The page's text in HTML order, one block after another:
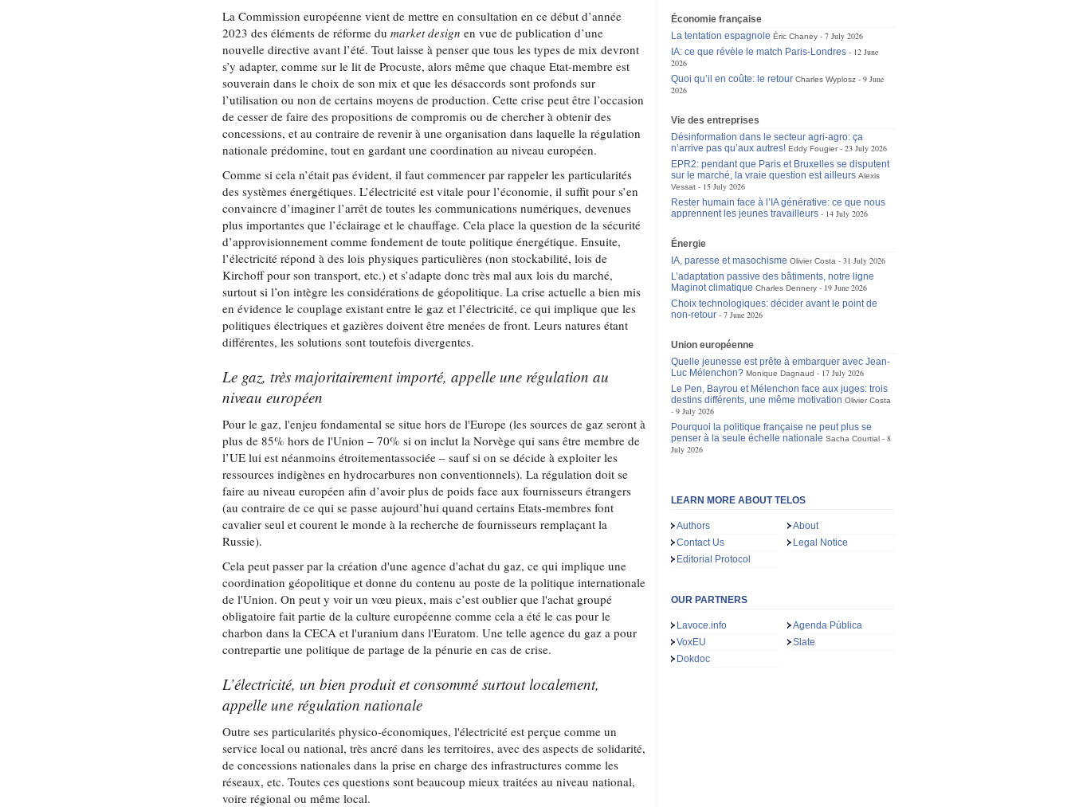
La Commission européenne vient de mettre en consultation en ce début d’année
2023 des éléments de réforme dumarket design en vue de publication d’une
nouvelle directive avant l’été. Tout laisse à penser que tous les types de mix devront
s’y adapter, comme sur le lit de Procuste, alors même que chaque Etat-membre est
souverain dans le choix de son mix et que les désaccords sont profonds sur
l’utilisation ou non de certains moyens de production. Cette crise peut être l’occasion
de cesser de faire des propositions de compromis ou de chercher à obtenir des
concessions, et au contraire de revenir à une organisation dans laquelle la régulation
nationale prédomine, tout en gardant une coordination au niveau européen.
Comme si cela n’était pas évident, il faut commencer par rappeler les particularités
des systèmes énergétiques. L’électricité est vitale pour l’économie, il suffit pour s’en
convaincre d’imaginer l’arrêt de toutes les communications numériques, devenues
plus importantes que l’éclairage et le chauffage. Cela place la question de la sécurité
d’approvisionnement comme fondement de toute politique énergétique. Ensuite,
l’électricité répond à des lois physiques particulières (non stockabilité, lois de
Kirchoff pour son transport, etc.) et s’adapte donc très mal aux lois du marché,
surtout si l’on intègre les considérations de géopolitique. La crise actuelle a bien mis
en évidence le couplage existant entre le gaz et l’électricité, ce qui implique que les
politiques électriques et gazières doivent être menées de front. Leurs natures étant
différentes, les solutions sont toutefois divergentes.
Le gaz, très majoritairement importé, appelle une régulation au
niveau européen
Pour le gaz, l'enjeu fondamental se situe hors de l'Europe (les sources de gaz seront à
plus de 85% hors de l'Union – 70% si on inclut la Norvège qui sans être membre de
l’UE lui est néanmoins étroitementassociée – sauf si on se décide à exploiter les
ressources indigènes en hydrocarbures non conventionnels). La régulation doit se
faire au niveau européen afin d’avoir plus de poids face aux fournisseurs étrangers
(au contraire de ce qui se passe aujourd’hui quand certains Etats-membres font
cavalier seul et courent le monde à la recherche de fournisseurs remplaçant la
Russie).
Cela peut passer par la création d'une agence d'achat du gaz, ce qui implique une
coordination géopolitique et donne du contenu au poste de la politique internationale
de l'Union. On peut y voir un vœu pieux, mais c’est oublier que l'achat groupé
obligatoire fait partie de la culture européenne comme cela a été le cas pour le
charbon dans la CECA et l'uranium dans l'Euratom. Une telle agence du gaz a pour
contrepartie une politique de partage de la pénurie en cas de crise.
L’électricité, un bien produit et consommé surtout localement,
appelle une régulation nationale
Outre ses particularités physico-économiques, l'électricité est perçue comme un
service local ou national, très ancré dans les territoires, avec des aspects de solidarité,
de concessions nationales dans la prise en charge des infrastructures comme les
réseaux, etc. Toutes ces questions sont beaucoup mieux traitées au niveau national,
voire régional ou même local.
Économie française
La tentation espagnole Éric Chaney
7 July 2026
IA: ce que révèle le match Paris-Londres
12 June
2026
Quoi qu’il en coûte: le retour Charles Wyplosz
9 June
2026
Vie des entreprises
Désinformation dans le secteur agri-agro: ça
n’arrive pas qu’aux autres! Eddy Fougier
23 July 2026
EPR2: pendant que Paris et Bruxelles se disputent
sur le marché, la vraie question est ailleurs Alexis
Vessat
15 July 2026
Rester humain face à l’IA générative: ce que nous
apprennent les jeunes travailleurs
14 July 2026
Énergie
IA, paresse et masochisme Olivier Costa
31 July 2026
L’adaptation passive des bâtiments, notre ligne
Maginot climatique Charles Dennery
19 June 2026
Choix technologiques: décider avant le point de
non-retour
7 June 2026
Union européenne
Quelle jeunesse est prête à embarquer avec Jean-
Luc Mélenchon? Monique Dagnaud
17 July 2026
Le Pen, Bayrou et Mélenchon face aux juges: trois
destins différents, une même motivation Olivier Costa
9 July 2026
Pourquoi la politique française ne peut plus se
penser à la seule échelle nationale Sacha Courtial
8
July 2026
LEARN MORE ABOUT TELOS
Authors
About
Contact Us
Legal Notice
Editorial Protocol
OUR PARTNERS
Lavoce.info
Agenda Pública
VoxEU
Slate
Dokdoc